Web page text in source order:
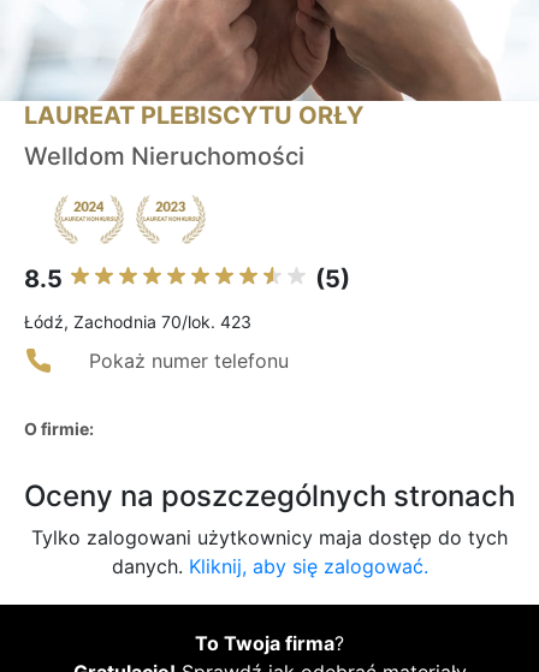
LAUREAT PLEBISCYTU ORŁY
Welldom Nieruchomości
8.5 (5)
Łódź, Zachodnia 70/lok. 423
Pokaż numer telefonu
O firmie:
Oceny na poszczególnych stronach
Tylko zalogowani użytkownicy maja dostęp do tych
danych. Kliknij, aby się zalogować.
To Twoja firma?